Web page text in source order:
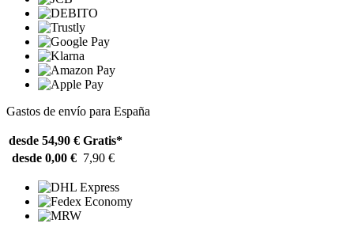
Gastos de envío para España
desde 54,90 € Gratis*
desde 0,00 € 7,90 €